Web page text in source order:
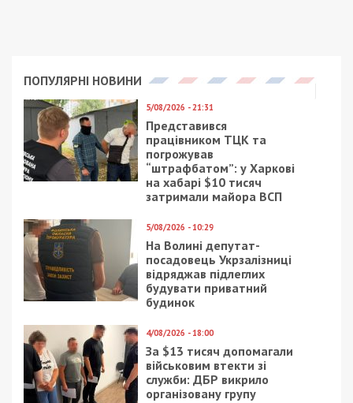
ПОПУЛЯРНІ НОВИНИ
5/08/2026 - 21:31
Представився
працівником ТЦК та
погрожував
“штрафбатом”: у Харкові
на хабарі $10 тисяч
затримали майора ВСП
5/08/2026 - 10:29
На Волині депутат-
посадовець Укрзалізниці
відряджав підлеглих
будувати приватний
будинок
4/08/2026 - 18:00
За $13 тисяч допомагали
військовим втекти зі
служби: ДБР викрило
організовану групу